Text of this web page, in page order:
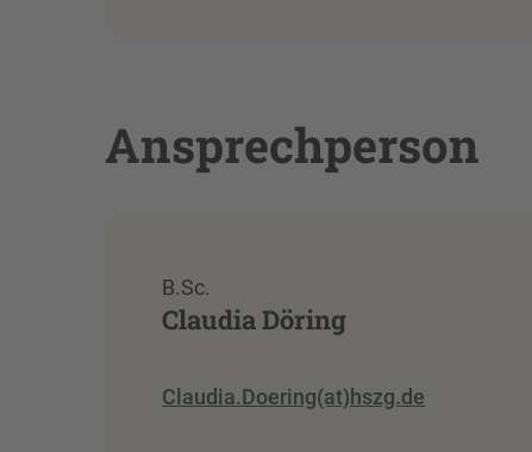
Ansprechperson
B.Sc.
Claudia Döring
Claudia.Doering(at)hszg.de